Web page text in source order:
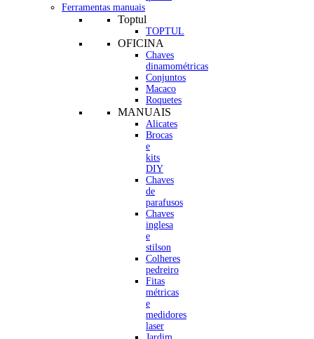
Ferramentas manuais
Toptul
TOPTUL
OFICINA
Chaves
dinamométricas
Conjuntos
Macaco
Roquetes
MANUAIS
Alicates
Brocas
e
kits
DIY
Chaves
de
parafusos
Chaves
inglesa
e
stilson
Colheres
pedreiro
Fitas
métricas
e
medidores
laser